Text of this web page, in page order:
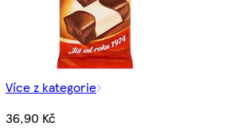
Více z kategorie
36,90 Kč